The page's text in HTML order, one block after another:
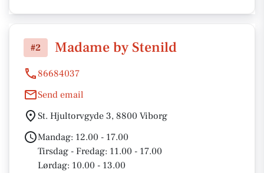
#2 Madame by Stenild
86684037
Send email
St. Hjultorvgyde 3, 8800 Viborg
Mandag: 12.00 - 17.00
Tirsdag - Fredag: 11.00 - 17.00
Lørdag: 10.00 - 13.00